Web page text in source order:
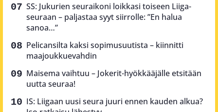
SS: Jukurien seuraikoni loikkasi toiseen Liiga-
seuraan – paljastaa syyt siirrolle: ”En halua
sanoa…”
Pelicansilta kaksi sopimusuutista – kiinnitti
maajoukkuevahdin
Maisema vaihtuu – Jokerit-hyökkääjälle etsitään
uutta seuraa!
IS: Liigaan uusi seura juuri ennen kauden alkua?